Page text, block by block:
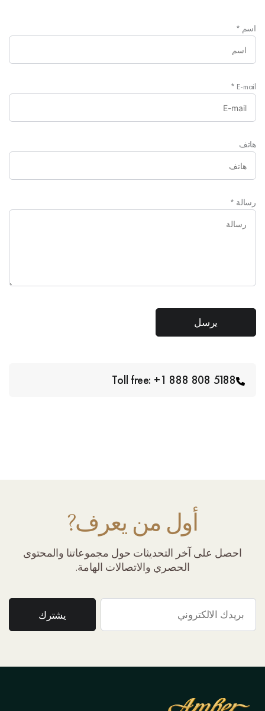
اسم *
E-mail
*
هاتف
رسالة *
Toll free: +1 888 808 5188
أول من يعرف?
احصل على آخر التحديثات حول مجموعاتنا والمحتوى
الحصري والاتصالات الهامة.